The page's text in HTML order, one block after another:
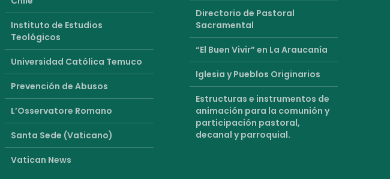
Instituto de Estudios
Teológicos
Universidad Católica Temuco
Prevención de Abusos
L’Osservatore Romano
Santa Sede (Vaticano)
Vatican News
Directorio de Pastoral
Sacramental
“El Buen Vivir” en La Araucanía
Iglesia y Pueblos Originarios
Estructuras e instrumentos de
animación para la comunión y
participación pastoral,
decanal y parroquial.